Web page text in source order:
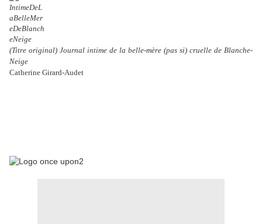
(Titre original) Journal intime de la belle-mère (pas si) cruelle de Blanche-
Neige
Catherine Girard-Audet